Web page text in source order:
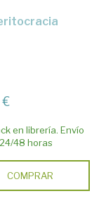
en librería. Envío
48 horas
COMPRAR